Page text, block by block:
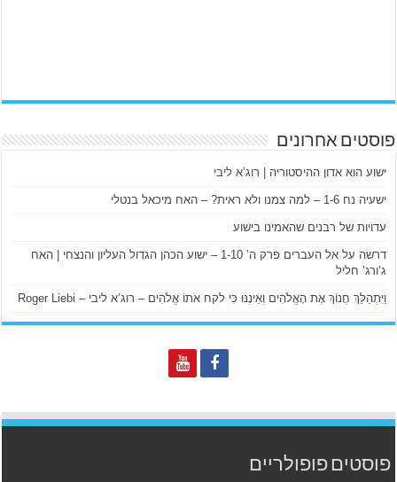
פוסטים אחרונים
ישוע הוא אדון ההיסטוריה | רוג’א ליבי
ישעיה נח 1-6 – למה צמנו ולא ראית? – האח מיכאל בנטלי
עדויות של רבנים שהאמינו בישוע
דרשה על אל העברים פרק ה’ 1-10 – ישוע הכהן הגדול העליון והנצחי | האח
ג’ורג’ חליל
וַיִּתְהַלֵּךְ חֲנוֹךְ אֶת הָאֱלֹהִים וְאֵינֶנּוּ כִּי לקח אֹתוֹ אֱלֹהִים – רוג’א ליבי – Roger Liebi
פוסטים פופולריים